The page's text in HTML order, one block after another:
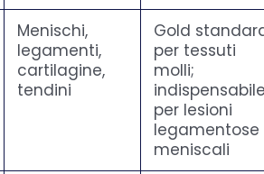
Menischi,
legamenti,
cartilagine,
tendini
Gold
per tessuti
molli;
per lesioni
legamentose
meniscali